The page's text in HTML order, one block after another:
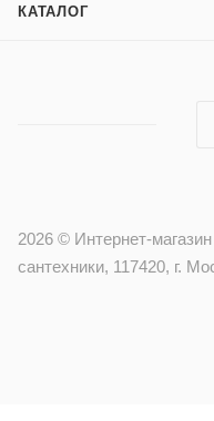
КАТАЛОГ
2026 © Интернет-
сантехники, 117420, г.